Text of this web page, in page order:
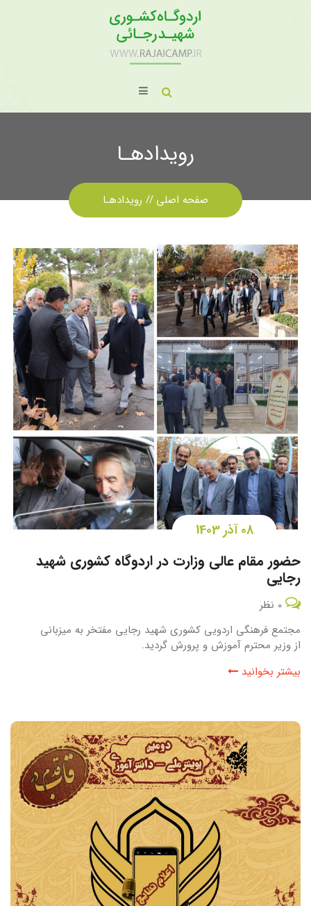
رویدادهـا
صفحه اصلی رویدادهـا
08 آذر 1403
حضور مقام عالی وزارت در اردوگاه کشوری شهید
رجایی
0 نظر
مجتمع فرهنگی اردویی کشوری شهید رجایی مفتخر به میزبانی
از وزیر محترم آموزش و پرورش گردید.
بیشتر بخوانید